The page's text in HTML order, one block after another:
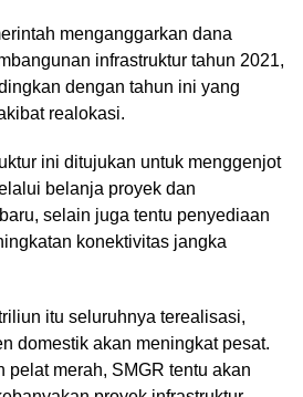
menganggarkan dana
infrastruktur tahun 2021,
dengan tahun ini yang
realokasi.
ini ditujukan untuk menggenjot
belanja proyek dan
selain juga tentu penyediaan
konektivitas jangka
itu seluruhnya terealisasi,
domestik akan meningkat pesat.
pelat merah, SMGR tentu akan